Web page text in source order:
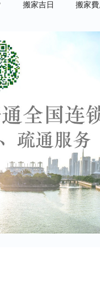
搬家吉日 搬家費